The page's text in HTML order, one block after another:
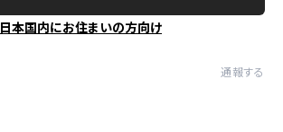
日本国内にお住まいの方向け
通報する